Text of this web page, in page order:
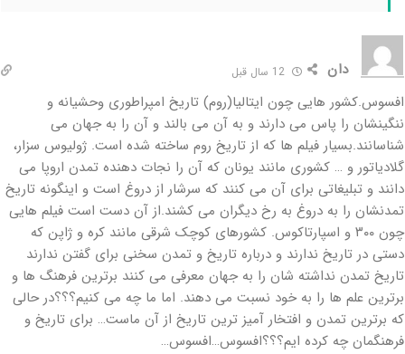
دان 12 سال قبل
افسوس.کشور هایی چون ایتالیا(روم) تاریخ امپراطوری وحشیانه و
ننگینشان را پاس می دارند و به آن می بالند و آن را به جهان می
شناسانند.بسیار فیلم ها که از تاریخ روم ساخته شده است. ژولیوس سزار،
گلادیاتور و … کشوری مانند یونان که آن را نجات دهنده تمدن اروپا می
دانند و تبلیغاتی برای آن می کنند که سرشار از دروغ است و اینگونه تاریخ
تمدنشان را به دروغ به رخ دیگران می کشند.از آن دست است فیلم هایی
چون ۳۰۰ و اسپارتاکوس. کشورهای کوچک شرقی مانند کره و ژاپن که
دستی در تاریخ ندارند و درباره تاریخ و تمدن سخنی برای گفتن ندارند
تاریخ تمدن نداشته شان را به جهان معرفی می کنند برترین فرهنگ ها و
برترین علم ها را به خود نسبت می دهند. اما ما چه می کنیم؟؟؟در حالی
که برترین تمدن و افتخار آمیز ترین تاریخ از آن ماست… برای تاریخ و
فرهنگمان چه کرده ایم؟؟؟افسوس…افسوس…